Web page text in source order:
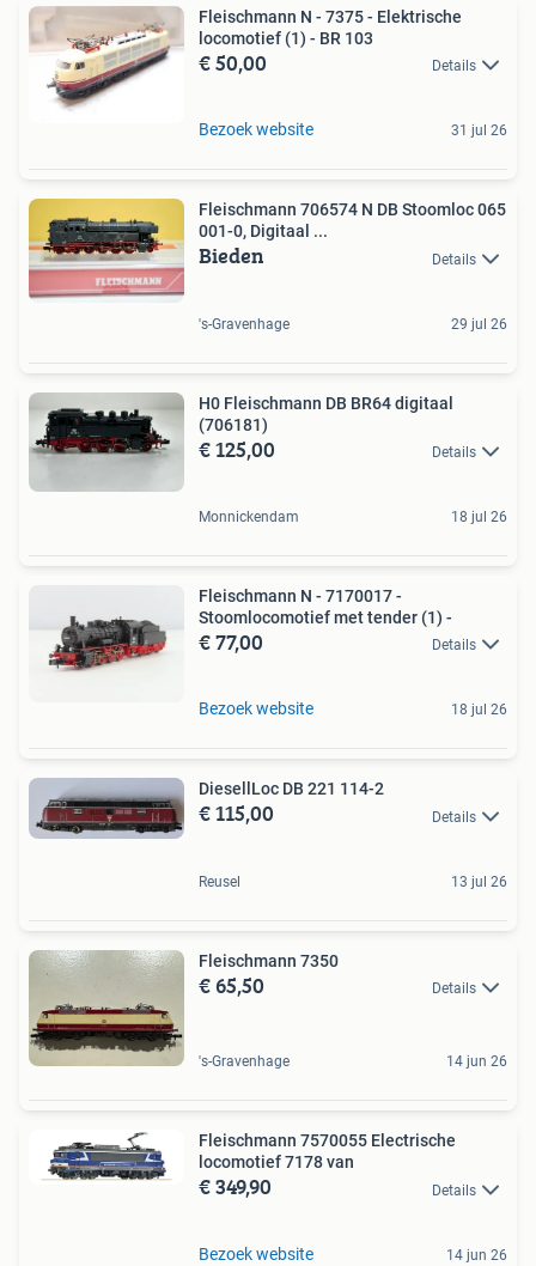
Fleischmann N - 7375 - Elektrische
locomotief (1) - BR 103
€ 50,00 Details
Bezoek website 31 jul 26
Fleischmann 706574 N DB Stoomloc 065
001-0, Digitaal ...
Bieden Details
's-Gravenhage 29 jul 26
H0 Fleischmann DB BR64 digitaal
(706181)
€ 125,00 Details
Monnickendam 18 jul 26
Fleischmann N - 7170017 -
Stoomlocomotief met tender (1) -
€ 77,00 Details
Bezoek website 18 jul 26
DiesellLoc DB 221 114-2
€ 115,00 Details
Reusel 13 jul 26
Fleischmann 7350
€ 65,50 Details
's-Gravenhage 14 jun 26
Fleischmann 7570055 Electrische
locomotief 7178 van
€ 349,90 Details
Bezoek website 14 jun 26